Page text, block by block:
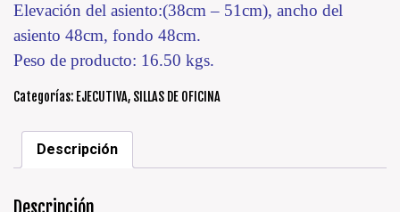
Elevación del asiento:(38cm – 51cm), ancho del
asiento 48cm, fondo 48cm.
Peso de producto: 16.50 kgs.
Categorías: EJECUTIVA, SILLAS DE OFICINA
Descripción